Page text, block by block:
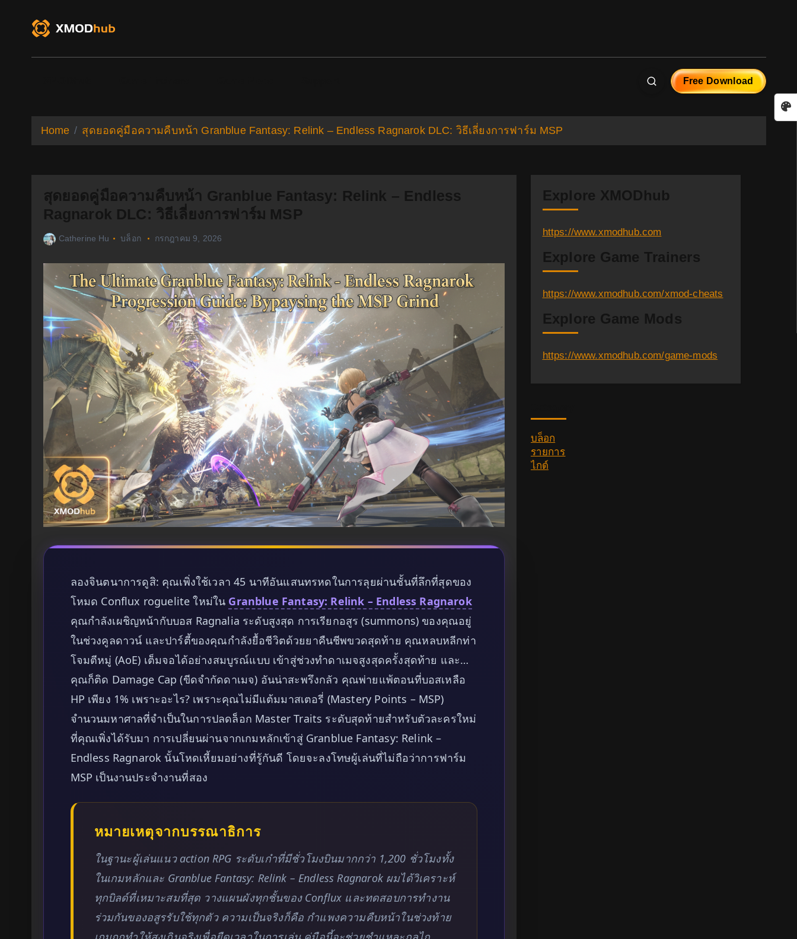
Free Download
Home สุดยอดคู่มือความคืบหน้า Granblue Fantasy: Relink – Endless Ragnarok DLC: วิธีเลี่ยงการฟาร์ม MSP
สุดยอดคู่มือความคืบหน้า Granblue Fantasy: Relink – Endless
Ragnarok DLC: วิธีเลี่ยงการฟาร์ม MSP
Catherine Hu บล็อก กรกฎาคม 9, 2026
ลองจินตนาการดูสิ: คุณเพิ่งใช้เวลา 45 นาทีอันแสนทรหดในการลุยผ่านชั้นที่ลึกที่สุดของ
โหมด Conflux roguelite ใหม่ใน Granblue Fantasy: Relink – Endless Ragnarok
คุณกำลังเผชิญหน้ากับบอส Ragnalia ระดับสูงสุด การเรียกอสูร (summons) ของคุณอยู่
ในช่วงคูลดาวน์ และปาร์ตี้ของคุณกำลังยื้อชีวิตด้วยยาคืนชีพขวดสุดท้าย คุณหลบหลีกท่า
โจมตีหมู่ (AoE) เต็มจอได้อย่างสมบูรณ์แบบ เข้าสู่ช่วงทำดาเมจสูงสุดครั้งสุดท้าย และ…
คุณก็ติด Damage Cap (ขีดจำกัดดาเมจ) อันน่าสะพรึงกลัว คุณพ่ายแพ้ตอนที่บอสเหลือ
HP เพียง 1% เพราะอะไร? เพราะคุณไม่มีแต้มมาสเตอรี่ (Mastery Points – MSP)
จำนวนมหาศาลที่จำเป็นในการปลดล็อก Master Traits ระดับสุดท้ายสำหรับตัวละครใหม่
ที่คุณเพิ่งได้รับมา การเปลี่ยนผ่านจากเกมหลักเข้าสู่ Granblue Fantasy: Relink –
Endless Ragnarok นั้นโหดเหี้ยมอย่างที่รู้กันดี โดยจะลงโทษผู้เล่นที่ไม่ถือว่าการฟาร์ม
MSP เป็นงานประจำงานที่สอง
หมายเหตุจากบรรณาธิการ
ในฐานะผู้เล่นแนว action RPG ระดับเก๋าที่มีชั่วโมงบินมากกว่า 1,200 ชั่วโมงทั้ง
ในเกมหลักและ Granblue Fantasy: Relink – Endless Ragnarok ผมได้วิเคราะห์
ทุกบิลด์ที่เหมาะสมที่สุด วางแผนผังทุกชั้นของ Conflux และทดสอบการทำงาน
ร่วมกันของอสูรรับใช้ทุกตัว ความเป็นจริงก็คือ กำแพงความคืบหน้าในช่วงท้าย
Explore XMODhub
https://www.xmodhub.com
Explore Game Trainers
https://www.xmodhub.com/xmod-cheats
Explore Game Mods
https://www.xmodhub.com/game-mods
บล็อก
รายการ
ไกด์